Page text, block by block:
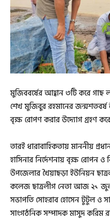
মুজিববর্ষের আহ্বান ৩টি করে গাছ
শেখ মুজিবুর রহমানের জন্মশতবর্ষ
বৃক্ষ রোপণ করার উদ্যোগ গ্রহণ
তারই ধারাবাহিকতায় মাননীয়
হাসিনার নির্দেশনায় বৃক্ষ রোপন ও
উপজেলার খৈয়াছড়া ইউনিয়ন
কলেজ ছাত্রলীগ নেতা আজ ২১
সভাপতি সোহরাব হোসেন টুটুল ও
সাংগঠনিক সম্পাদক মাসুদ করিম